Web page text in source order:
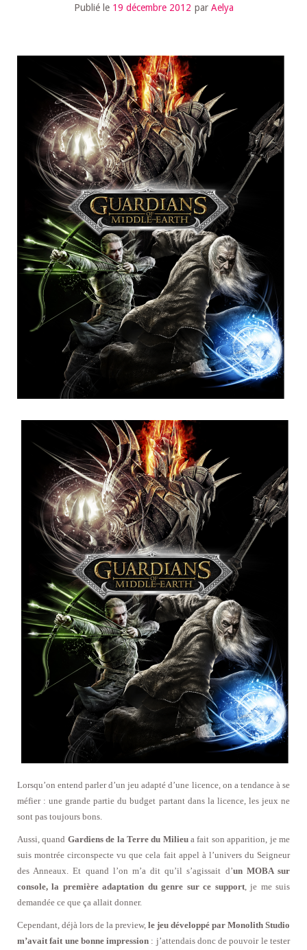
Publié le 19 décembre 2012 par Aelya
Lorsqu’on entend parler d’un jeu adapté d’une licence, on a tendance à se
méfier : une grande partie du budget partant dans la licence, les jeux ne
sont pas toujours bons.
Aussi, quand Gardiens de la Terre du Milieua fait son apparition, je me
suis montrée circonspecte vu que cela fait appel à l’univers du Seigneur
des Anneaux. Et quand l’on m’a dit qu’il s’agissait d’un MOBA sur
console, la première adaptation du genre sur ce support, je me suis
demandée ce que ça allait donner.
Cependant, déjà lors de la preview, le jeu développé par Monolith Studio
m’avait fait une bonne impression : j’attendais donc de pouvoir le tester